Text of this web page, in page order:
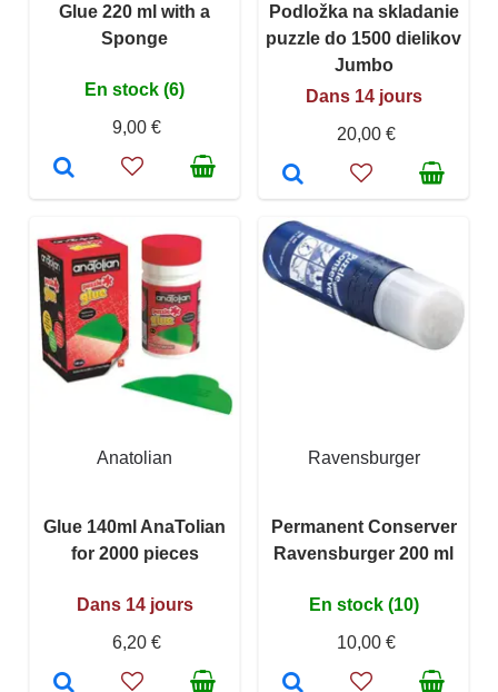
Glue 220 ml with a
Sponge
En stock (6)
9,00 €
Podložka na skladanie
puzzle do 1500 dielikov
Jumbo
Dans 14 jours
20,00 €
Anatolian
Glue 140ml AnaTolian
for 2000 pieces
Dans 14 jours
6,20 €
Ravensburger
Permanent Conserver
Ravensburger 200 ml
En stock (10)
10,00 €